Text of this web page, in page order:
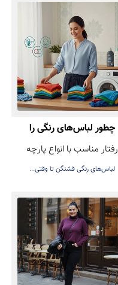
چطور لباس‌های رنگی را
بشوییم تا رنگشان نرود؟
رفتار مناسب با انواع پارچه
لباس‌های رنگی قشنگن تا وقتی...